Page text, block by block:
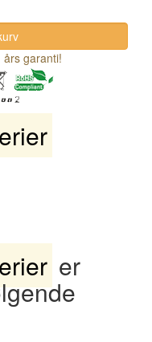
års garanti!
er